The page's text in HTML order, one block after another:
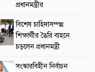
প্রধানমন্ত্রীর
বিশেষ চাহিদাসম্পন্ন
শিক্ষার্থীর তৈরি বাহনে
চড়লেন প্রধানমন্ত্রী
সংস্কারবিহীন নির্বাচন